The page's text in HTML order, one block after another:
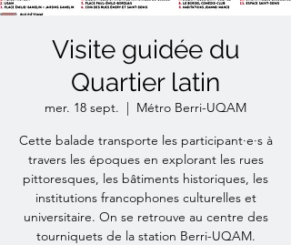
Visite guidée du
Quartier latin
mer. 18 sept.
  |
Métro Berri-UQAM
Cette balade transporte les participant·e·s à
travers les époques en explorant les rues
pittoresques, les bâtiments historiques, les
institutions francophones culturelles et
universitaire. On se retrouve au centre des
tourniquets de la station Berri-UQAM.